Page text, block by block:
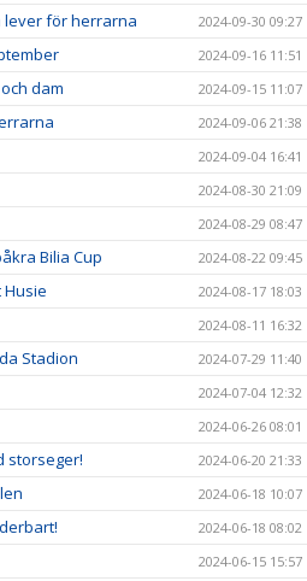
lever för herrarna 2024-09-30 09:27
2024-09-16 11:51
dam 2024-09-15 11:07
2024-09-06 21:38
2024-09-04 16:41
2024-08-30 21:09
2024-08-29 08:47
Bilia Cup 2024-08-22 09:45
2024-08-17 18:03
2024-08-11 16:32
Stadion 2024-07-29 11:40
2024-07-04 12:32
2024-06-26 08:01
storseger! 2024-06-20 21:33
2024-06-18 10:07
2024-06-18 08:02
2024-06-15 15:57